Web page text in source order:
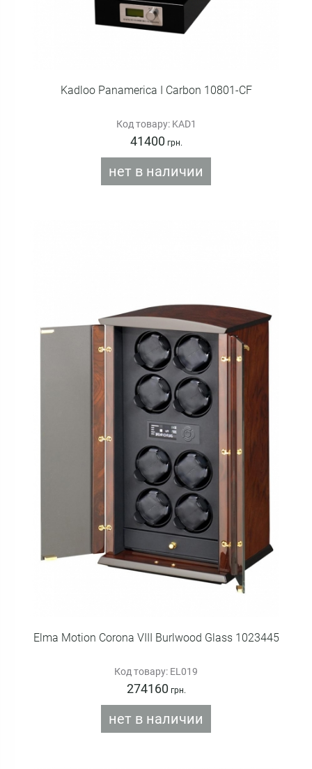
Kadloo Panamerica I Carbon 10801-CF
Код товару: KAD1
41400 грн.
нет в наличии
Elma Motion Corona VIII Burlwood Glass 1023445
Код товару: EL019
274160 грн.
нет в наличии